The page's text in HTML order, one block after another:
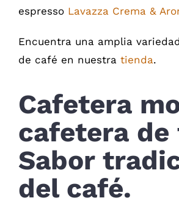
espresso Lavazza Crema &
Encuentra una amplia
de café en nuestra tienda.
Cafetera
cafetera
Sabor
del café.